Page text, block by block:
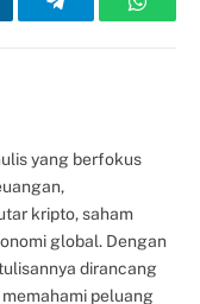
Telegram
yang berfokus
kripto, saham
global. Dengan
dirancang
peluang